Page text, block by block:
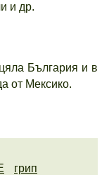
и др.
България и в
от Мексико.
грип